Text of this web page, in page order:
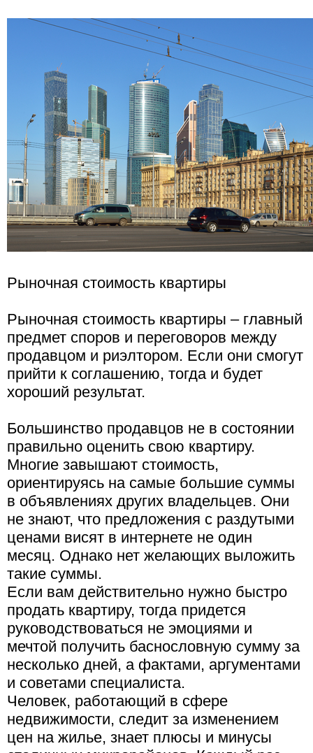
Рыночная стоимость квартиры
Рыночная стоимость квартиры – главный
предмет споров и переговоров между
продавцом и риэлтором. Если они смогут
прийти к соглашению, тогда и будет
хороший результат.
Большинство продавцов не в состоянии
правильно оценить свою квартиру.
Многие завышают стоимость,
ориентируясь на самые большие суммы
в объявлениях других владельцев. Они
не знают, что предложения с раздутыми
ценами висят в интернете не один
месяц. Однако нет желающих выложить
такие суммы.
Если вам действительно нужно быстро
продать квартиру, тогда придется
руководствоваться не эмоциями и
мечтой получить баснословную сумму за
несколько дней, а фактами, аргументами
и советами специалиста.
Человек, работающий в сфере
недвижимости, следит за изменением
цен на жилье, знает плюсы и минусы